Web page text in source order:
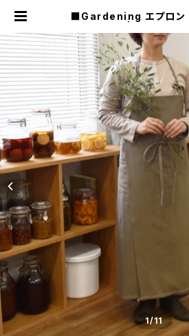
■Gardening エプロン
1/11